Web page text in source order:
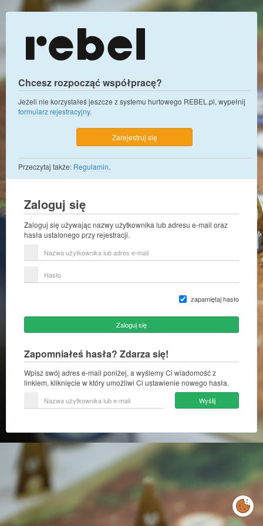
Chcesz rozpocząć współpracę?
Jeżeli nie korzystałeś jeszcze z systemu hurtowego REBEL.pl, wypełnij
formularz rejestracyjny.
Zarejestruj się
Przeczytaj także: Regulamin.
Zaloguj się
Zaloguj się używając nazwy użytkownika lub adresu e-mail oraz
hasła ustalonego przy rejestracji.
użytkownika
e-
zapamiętaj hasło
Zaloguj się
Zapomniałeś hasła? Zdarza się!
Wpisz swój adres e-mail poniżej, a wyślemy Ci wiadomość z
linkiem, kliknięcie w który umożliwi Ci ustawienie nowego hasła.
użytkownika
mail
Wyślij
Zarządzaj
preferencjami
cookies